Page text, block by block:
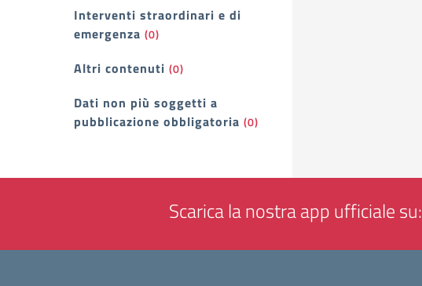
Interventi straordinari e di
emergenza (0)
Altri contenuti (0)
Dati non più soggetti a
pubblicazione obbligatoria (0)
Scarica la nostra app ufficiale su: